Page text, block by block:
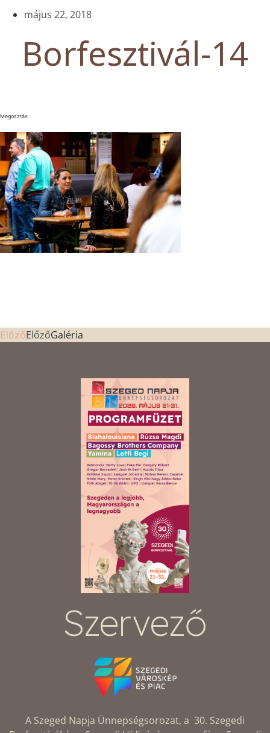
május 22, 2018
Borfesztivál-14
Megosztás
ElőzőElőzőGaléria
Szervező
A Szeged Napja Ünnepségsorozat, a 30. Szegedi